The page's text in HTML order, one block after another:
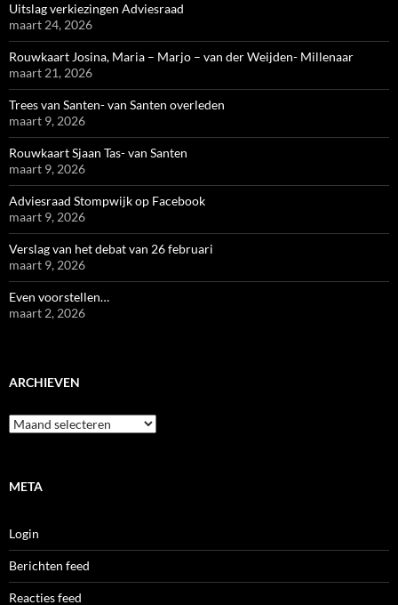
Uitslag verkiezingen Adviesraad
maart 24, 2026
Rouwkaart Josina, Maria – Marjo – van der Weijden- Millenaar
maart 21, 2026
Trees van Santen- van Santen overleden
maart 9, 2026
Rouwkaart Sjaan Tas- van Santen
maart 9, 2026
Adviesraad Stompwijk op Facebook
maart 9, 2026
Verslag van het debat van 26 februari
maart 9, 2026
Even voorstellen…
maart 2, 2026
ARCHIEVEN
Archieven
META
Login
Berichten feed
Reacties feed